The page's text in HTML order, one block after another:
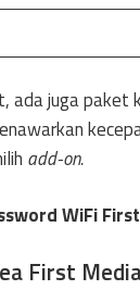
ada juga paket
add-on.
WiFi
First